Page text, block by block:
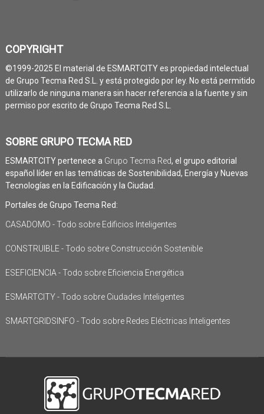
COPYRIGHT
©1999-2025 El material de ESMARTCITY es propiedad intelectual
de Grupo Tecma Red S.L. y está protegido por ley. No está permitido
utilizarlo de ninguna manera sin hacer referencia a la fuente y sin
permiso por escrito de Grupo Tecma Red S.L.
SOBRE GRUPO TECMA RED
ESMARTCITY pertenece a Grupo Tecma Red, el grupo editorial
español líder en las temáticas de Sostenibilidad, Energía y Nuevas
Tecnologías en la Edificación y la Ciudad.
Portales de Grupo Tecma Red:
CASADOMO - Todo sobre Edificios Inteligentes
CONSTRUIBLE - Todo sobre Construcción Sostenible
ESEFICIENCIA - Todo sobre Eficiencia Energética
ESMARTCITY - Todo sobre Ciudades Inteligentes
SMARTGRIDSINFO - Todo sobre Redes Eléctricas Inteligentes